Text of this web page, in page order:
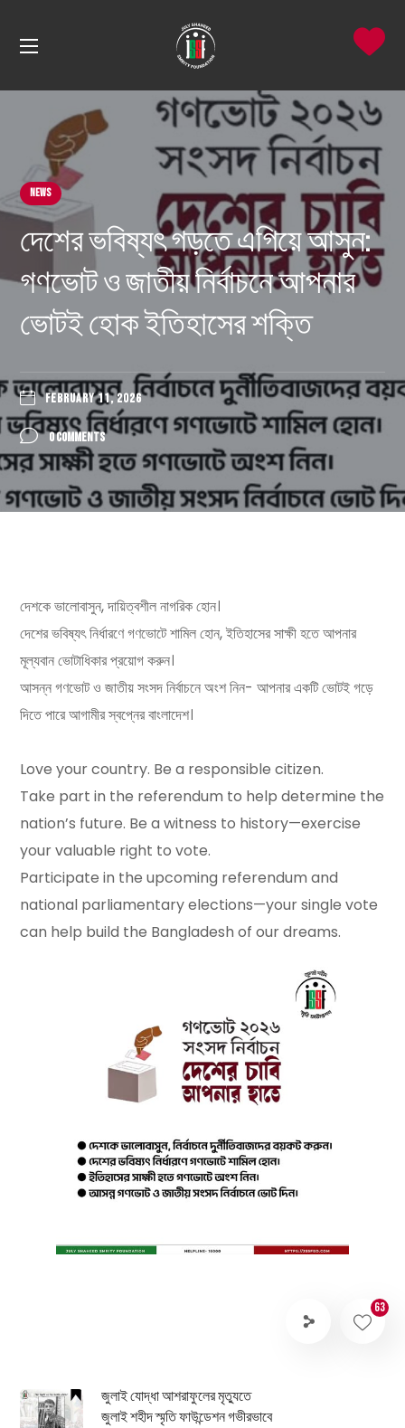
News
দেশের ভবিষ্যৎ গড়তে এগিয়ে আসুন:
গণভোট ও জাতীয় নির্বাচনে আপনার
ভোটই হোক ইতিহাসের শক্তি
FEBRUARY 11, 2026
0 COMMENTS
দেশকে ভালোবাসুন, দায়িত্বশীল নাগরিক হোন।
দেশের ভবিষ্যৎ নির্ধারণে গণভোটে শামিল হোন, ইতিহাসের সাক্ষী হতে আপনার
মূল্যবান ভোটাধিকার প্রয়োগ করুন।
আসন্ন গণভোট ও জাতীয় সংসদ নির্বাচনে অংশ নিন- আপনার একটি ভোটই গড়ে
দিতে পারে আগামীর স্বপ্নের বাংলাদেশ।
Love your country. Be a responsible citizen.
Take part in the referendum to help determine the
nation’s future. Be a witness to history—exercise
your valuable right to vote.
Participate in the upcoming referendum and
national parliamentary elections—your single vote
can help build the Bangladesh of our dreams.
63
জুলাই যোদ্ধা আশরাফুলের মৃত্যুতে
জুলাই শহীদ স্মৃতি ফাউন্ডেশন গভীরভাবে